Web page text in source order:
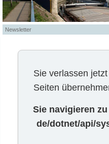
Newsletter
Sie verlassen
Seiten
Sie navigieren
de/dotnet/api/